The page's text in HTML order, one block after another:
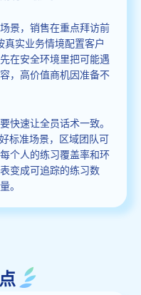
景，销售在重点拜访前
实业务情境配置客户
在安全环境里把可能遇
，高价值商机因准备不
快速让全员话术一致。
标准场景，区域团队可
个人的练习覆盖率和环
变成可追踪的练习数
。